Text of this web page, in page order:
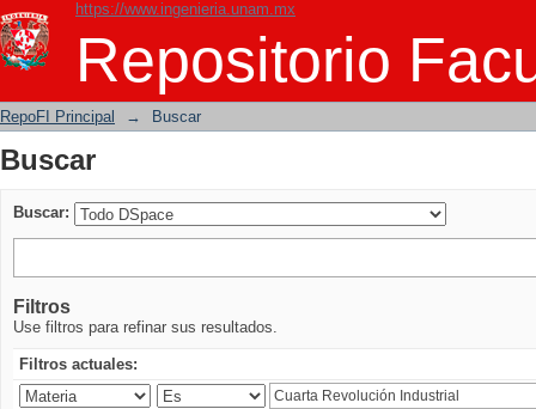
https://www.ingenieria.unam.mx
Repositorio
Buscar
RepoFI Principal → Buscar
Buscar
Buscar:
Filtros
Use filtros para refinar sus resultados.
Filtros actuales: